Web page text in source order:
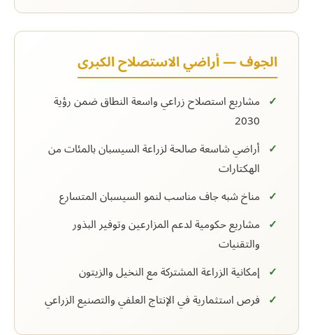
الجوف — أراضي الاستصلاح الكبرى
مشاريع استصلاح زراعي واسعة النطاق ضمن رؤية
2030
أراضي شاسعة صالحة لزراعة السيسبان بالمئات من
الهكتارات
مناخ شبه جاف مناسب لنمو السيسبان المتسارع
مشاريع حكومية لدعم المزارعين وتوفير البذور
والتقنيات
إمكانية الزراعة المشتركة مع النخيل والزيتون
فرص استثمارية في الإنتاج العلفي والتصنيع الزراعي